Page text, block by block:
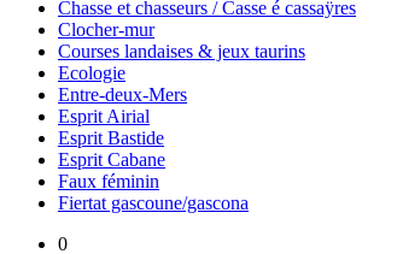
Chasse et chasseurs / Casse é cassaÿres
Clocher-mur
Courses landaises & jeux taurins
Ecologie
Entre-deux-Mers
Esprit Airial
Esprit Bastide
Esprit Cabane
Faux féminin
Fiertat gascoune/gascona
0